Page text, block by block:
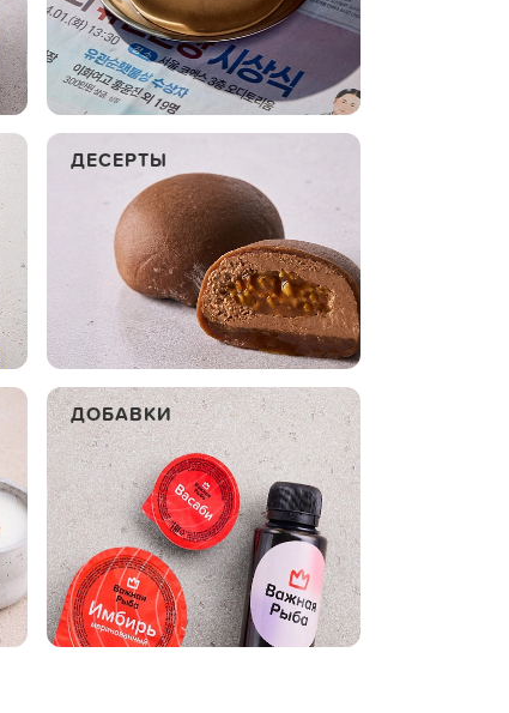
ДЕСЕРТЫ
ДОБАВКИ